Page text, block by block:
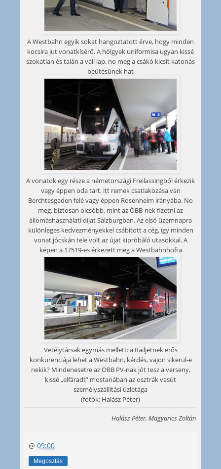
A Westbahn egyik sokat hangoztatott érve, hogy minden
kocsira jut vonatkísérő. A hölgyek uniformisa ugyan kissé
szokatlan és talán a váll lap, no meg a csákó kicsit katonás
beütésűnek hat
A vonatok egy része a németországi Freilassingból érkezik
vagy éppen oda tart, itt remek csatlakozása van
Berchtesgaden felé vagy éppen Rosenheim irányába. No
meg, biztosan olcsóbb, mint az ÖBB-nek fizetni az
állomáshasználati díjat Salzburgban. Az első üzemnapra
különleges kedvezményekkel csábított a cég, így minden
vonat jócskán tele volt az újat kipróbáló utasokkal. A
képen a 17519-es érkezett meg a Westbahnhofra
Vetélytársak egymás mellett: a Railjetnek erős
konkurenciája lehet a Westbahn, kérdés, vajon sikerül-e
nekik? Mindenesetre az ÖBB PV-nak jót tesz a verseny,
kissé „elfáradt” mostanában az osztrák vasút
személyszállítási üzletága
(fotók: Halász Péter)
Halász Péter, Magyarics Zoltán
@ 09:00
Megosztás